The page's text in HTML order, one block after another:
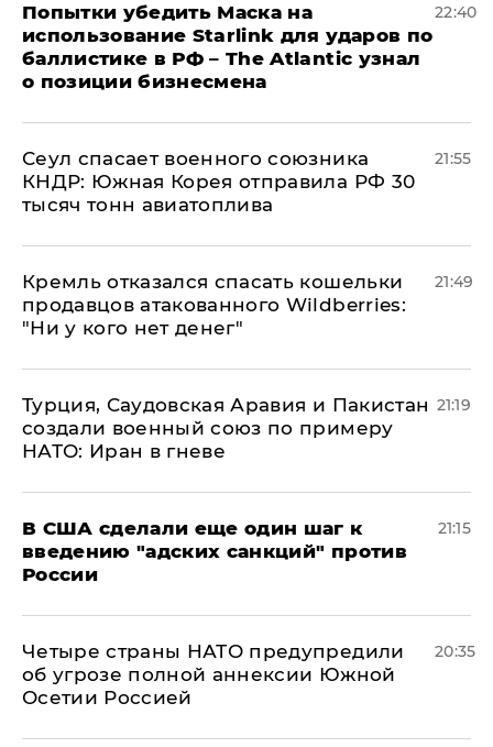
Попытки убедить Маска на
использование Starlink для ударов по
баллистике в РФ – The Atlantic узнал
о позиции бизнесмена
22:40
​Сеул спасает военного союзника
КНДР: Южная Корея отправила РФ 30
тысяч тонн авиатоплива
21:55
Кремль отказался спасать кошельки
продавцов атакованного Wildberries:
"Ни у кого нет денег"
21:49
Турция, Саудовская Аравия и Пакистан
создали военный союз по примеру
НАТО: Иран в гневе
21:19
В США сделали еще один шаг к
введению "адских санкций" против
России
21:15
Четыре страны НАТО предупредили
об угрозе полной аннексии Южной
Осетии Россией
20:35